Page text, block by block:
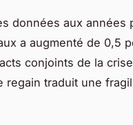
données aux
a augmenté de 0,5
conjoints de la
regain traduit une